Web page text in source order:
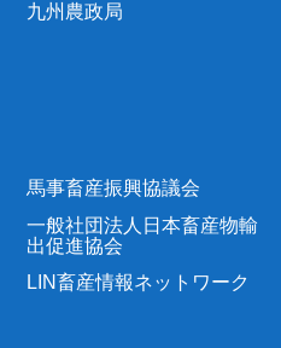
九州農政局
馬事畜産振興協議会
一般社団法人日本畜産物輸
出促進協会
LIN畜産情報ネットワーク